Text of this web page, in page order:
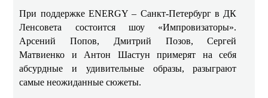
При поддержке ENERGY – Санкт-Петербург в ДК
Ленсовета состоится шоу «Импровизаторы».
Арсений Попов, Дмитрий Позов, Сергей
Матвиенко и Антон Шастун примерят на себя
абсурдные и удивительные образы, разыграют
самые неожиданные сюжеты.